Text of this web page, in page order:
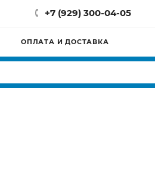
+7 (929) 300-04-05
ОПЛАТА И ДОСТАВКА